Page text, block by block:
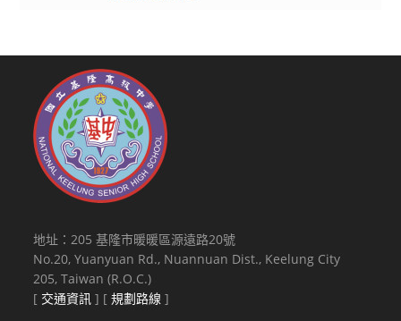
地址：205 基隆市暖暖區源遠路20號
No.20, Yuanyuan Rd., Nuannuan Dist., Keelung City
205, Taiwan (R.O.C.)
[ 交通資訊 ] [規劃路線 ]